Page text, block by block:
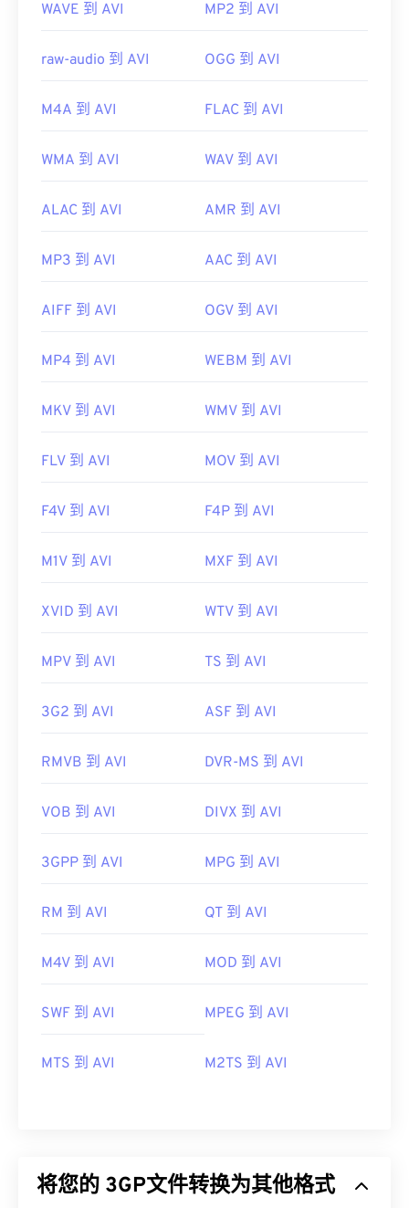
WAVE 到 AVI MP2 到 AVI
raw-audio 到 AVI OGG 到 AVI
M4A 到 AVI FLAC 到 AVI
WMA 到 AVI WAV 到 AVI
ALAC 到 AVI AMR 到 AVI
MP3 到 AVI AAC 到 AVI
AIFF 到 AVI OGV 到 AVI
MP4 到 AVI WEBM 到 AVI
MKV 到 AVI WMV 到 AVI
FLV 到 AVI MOV 到 AVI
F4V 到 AVI F4P 到 AVI
M1V 到 AVI MXF 到 AVI
XVID 到 AVI WTV 到 AVI
MPV 到 AVI TS 到 AVI
3G2 到 AVI ASF 到 AVI
RMVB 到 AVI DVR-MS 到 AVI
VOB 到 AVI DIVX 到 AVI
3GPP 到 AVI MPG 到 AVI
RM 到 AVI QT 到 AVI
M4V 到 AVI MOD 到 AVI
SWF 到 AVI MPEG 到 AVI
MTS 到 AVI M2TS 到 AVI
将您的 3GP文件转换为其他格式